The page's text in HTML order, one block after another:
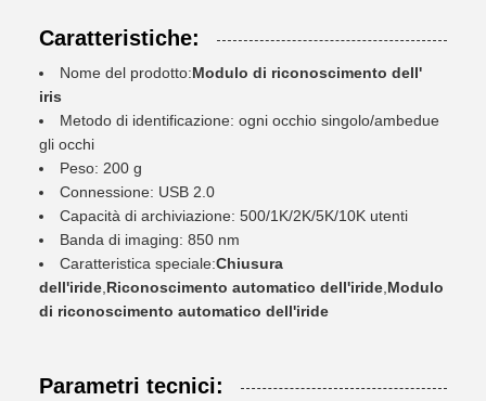
Caratteristiche:
Nome del prodotto:Modulo di riconoscimento dell'
iris
Metodo di identificazione: ogni occhio singolo/ambedue
gli occhi
Peso: 200 g
Connessione: USB 2.0
Capacità di archiviazione: 500/1K/2K/5K/10K utenti
Banda di imaging: 850 nm
Caratteristica speciale:Chiusura
dell'iride Riconoscimento automatico dell'iride Modulo
di riconoscimento automatico dell'iride
Parametri tecnici: